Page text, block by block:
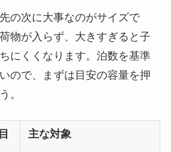
の次に大事なのがサイズで
物が入らず、大きすぎると子
にくくなります。泊数を基準
ので、まずは目安の容量を押
。
主な対象